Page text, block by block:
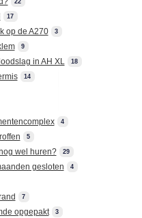
17
op de A270 3
9
in AH XL 18
14
4
5
wel huren? 29
gesloten 4
7
opgepakt 3